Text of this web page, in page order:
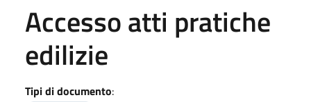
Accesso atti pratiche
edilizie
Tipi di documento: